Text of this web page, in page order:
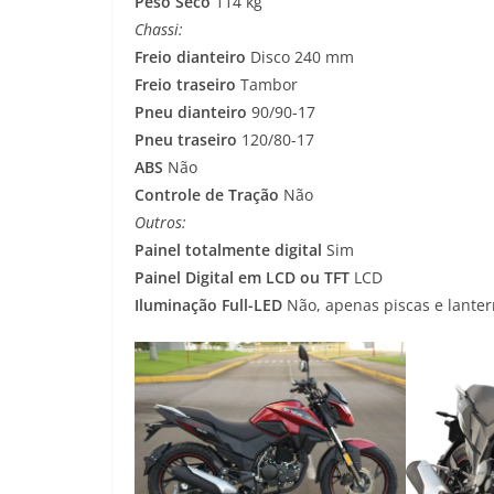
Chassi:
Freio dianteiro Disco 240 mm
Freio traseiro Tambor
Pneu dianteiro 90/90-17
Pneu traseiro 120/80-17
ABS Não
Controle de Tração Não
Outros:
Painel totalmente digital Sim
Painel Digital em LCD ou TFT LCD
Iluminação Full-LED Não, apenas piscas e